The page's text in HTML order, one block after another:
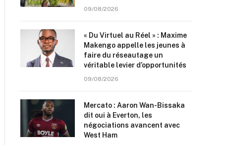
09/08/2026
« Du Virtuel au Réel » : Maxime
Makengo appelle les jeunes à
faire du réseautage un
véritable levier d’opportunités
09/08/2026
Mercato : Aaron Wan-Bissaka
dit oui à Everton, les
négociations avancent avec
West Ham